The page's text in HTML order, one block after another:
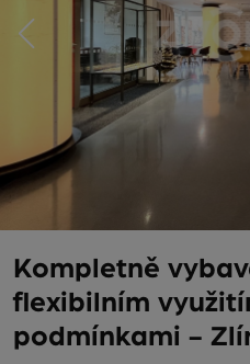
Kompletně
flexibilním
podmínkami -